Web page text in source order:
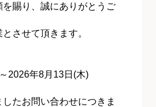
賜り、誠にありがとうご
させて頂きます。
2026年8月13日(木)
たお問い合わせにつきま